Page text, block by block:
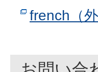
french（